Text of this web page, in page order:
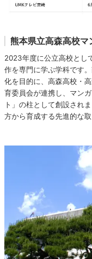
熊本県立高森高校マ
2023年度に公立高校とし
作を専門に学ぶ学科です
化を目的に、高森高校・
育委員会が連携し、マン
ト」の柱として創設され
方から育成する先進的な